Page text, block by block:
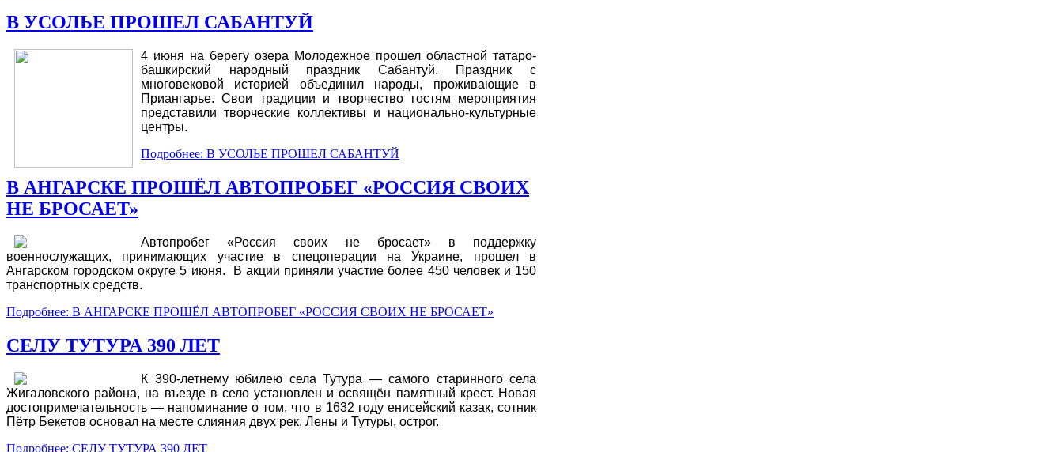
В УСОЛЬЕ ПРОШЕЛ САБАНТУЙ
4 июня на берегу озера Молодежное прошел областной татаро-
башкирский народный праздник Сабантуй. Праздник с
многовековой историей объединил народы, проживающие в
Приангарье. Свои традиции и творчество гостям мероприятия
представили творческие коллективы и национально-культурные
центры.
Подробнее: В УСОЛЬЕ ПРОШЕЛ САБАНТУЙ
В АНГАРСКЕ ПРОШЁЛ АВТОПРОБЕГ «РОССИЯ СВОИХ
НЕ БРОСАЕТ»
Автопробег «Россия своих не бросает» в поддержку
военнослужащих, принимающих участие в спецоперации на Украине, прошел в
Ангарском городском округе 5 июня. В акции приняли участие более 450 человек и 150
транспортных средств.
Подробнее: В АНГАРСКЕ ПРОШЁЛ АВТОПРОБЕГ «РОССИЯ СВОИХ НЕ БРОСАЕТ»
СЕЛУ ТУТУРА 390 ЛЕТ
К 390-летнему юбилею села Тутура — самого старинного села
Жигаловского района, на въезде в село установлен и освящён памятный крест. Новая
достопримечательность — напоминание о том, что в 1632 году енисейский казак, сотник
Пётр Бекетов основал на месте слияния двух рек, Лены и Тутуры, острог.
Подробнее: СЕЛУ ТУТУРА 390 ЛЕТ